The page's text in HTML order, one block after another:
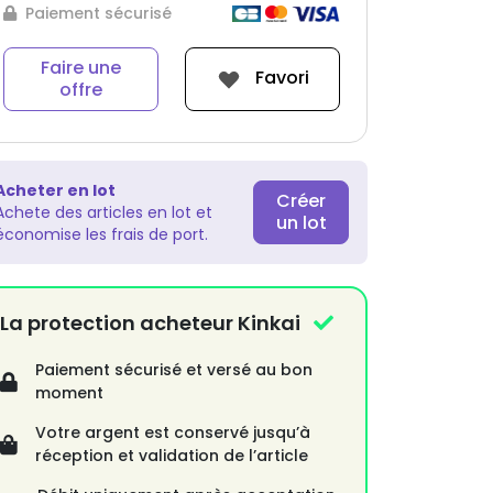
Paiement sécurisé
Faire une
offre
Favori
en lot
des articles en lot et
les frais de port.
Créer
un lot
La protection acheteur Kinkai
Paiement sécurisé et versé au bon
moment
Votre argent est conservé jusqu’à
réception et validation de l’article